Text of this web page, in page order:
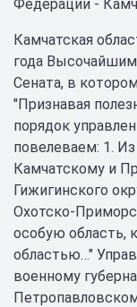
Федерации -
Камчатская
года
Сената, в
"Признавая
порядок
повелеваем: 1.
Камчатскому и
Гижигинского
Охотско-
особую область,
областью…"
военному